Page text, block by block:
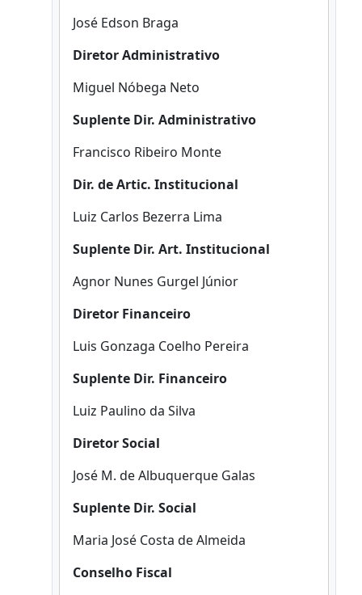
José Edson Braga
Diretor Administrativo
Miguel Nóbega Neto
Suplente Dir. Administrativo
Francisco Ribeiro Monte
Dir. de Artic. Institucional
Luiz Carlos Bezerra Lima
Suplente Dir. Art. Institucional
Agnor Nunes Gurgel Júnior
Diretor Financeiro
Luis Gonzaga Coelho Pereira
Suplente Dir. Financeiro
Luiz Paulino da Silva
Diretor Social
José M. de Albuquerque Galas
Suplente Dir. Social
Maria José Costa de Almeida
Conselho Fiscal